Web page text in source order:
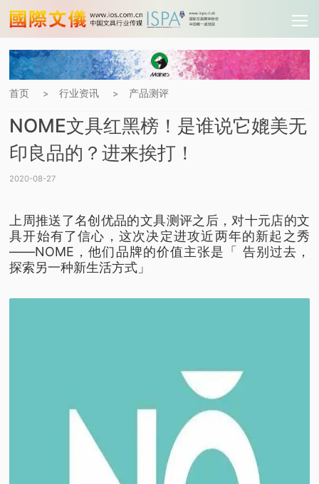
首页 > 行业资讯 > 产品测评
NOME文具红黑榜！是谁说它媲美无
印良品的？进来挨打！
2020-08-27
​上周推送了名创优品的文具测评之后， 对十元店的文
具开始有了信心， 这次决定进攻近两年的新起之秀
——NOME，他们品牌的价值主张是 「 告别过去，
探索另一种新生活方式」